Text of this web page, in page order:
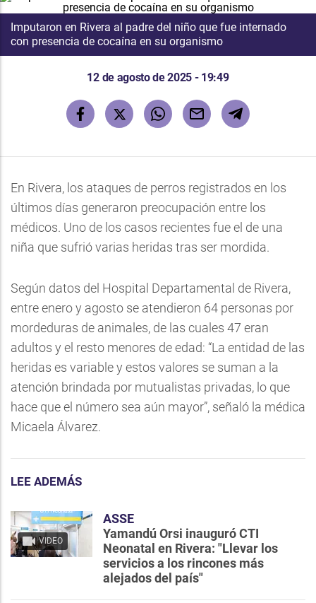
Imputaron en Rivera al padre del niño que fue internado
con presencia de cocaína en su organismo
12 de agosto de 2025 - 19:49
En Rivera, los ataques de perros registrados en los
últimos días generaron preocupación entre los
médicos. Uno de los casos recientes fue el de una
niña que sufrió varias heridas tras ser mordida.
Según datos del Hospital Departamental de Rivera,
entre enero y agosto se atendieron 64 personas por
mordeduras de animales, de las cuales 47 eran
adultos y el resto menores de edad: “La entidad de las
heridas es variable y estos valores se suman a la
atención brindada por mutualistas privadas, lo que
hace que el número sea aún mayor”, señaló la médica
Micaela Álvarez.
LEE ADEMÁS
VIDEO
ASSE
Yamandú Orsi inauguró CTI
Neonatal en Rivera: "Llevar los
servicios a los rincones más
alejados del país"